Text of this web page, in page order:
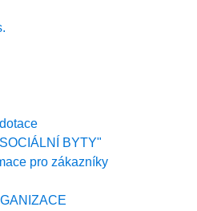
BYTY"
pro zákazníky